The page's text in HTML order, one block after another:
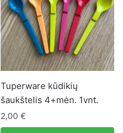
Tuperware kūdikių
šaukštelis 4+mėn. 1vnt.
2,00 €